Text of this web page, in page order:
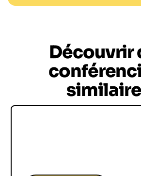
Découvrir